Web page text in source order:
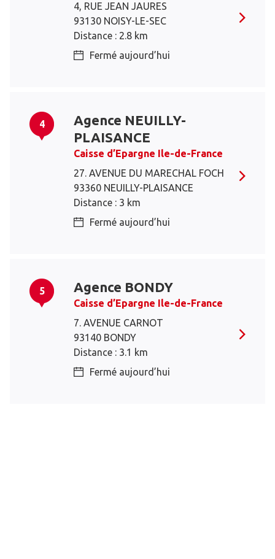
4, RUE JEAN JAURES
93130 NOISY-LE-SEC
Distance : 2.8 km
Fermé aujourd’hui
4
Agence NEUILLY-
PLAISANCE
Caisse d’Epargne Ile-de-France
27. AVENUE DU MARECHAL FOCH
93360 NEUILLY-PLAISANCE
Distance : 3 km
Fermé aujourd’hui
5 Agence BONDY
Caisse d’Epargne Ile-de-France
7. AVENUE CARNOT
93140 BONDY
Distance : 3.1 km
Fermé aujourd’hui